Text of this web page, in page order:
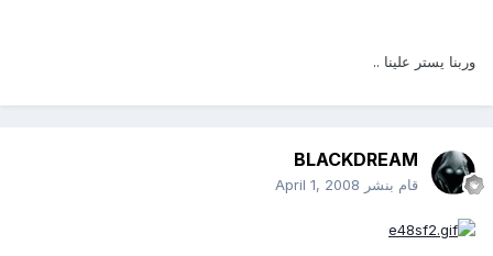
وربنا يستر علينا ..
BLACKDREAM
قام بنشر April 1, 2008